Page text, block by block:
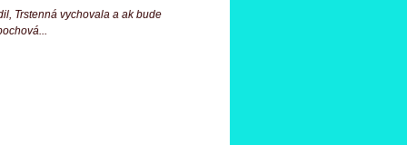
Trstenná vychovala a ak bude